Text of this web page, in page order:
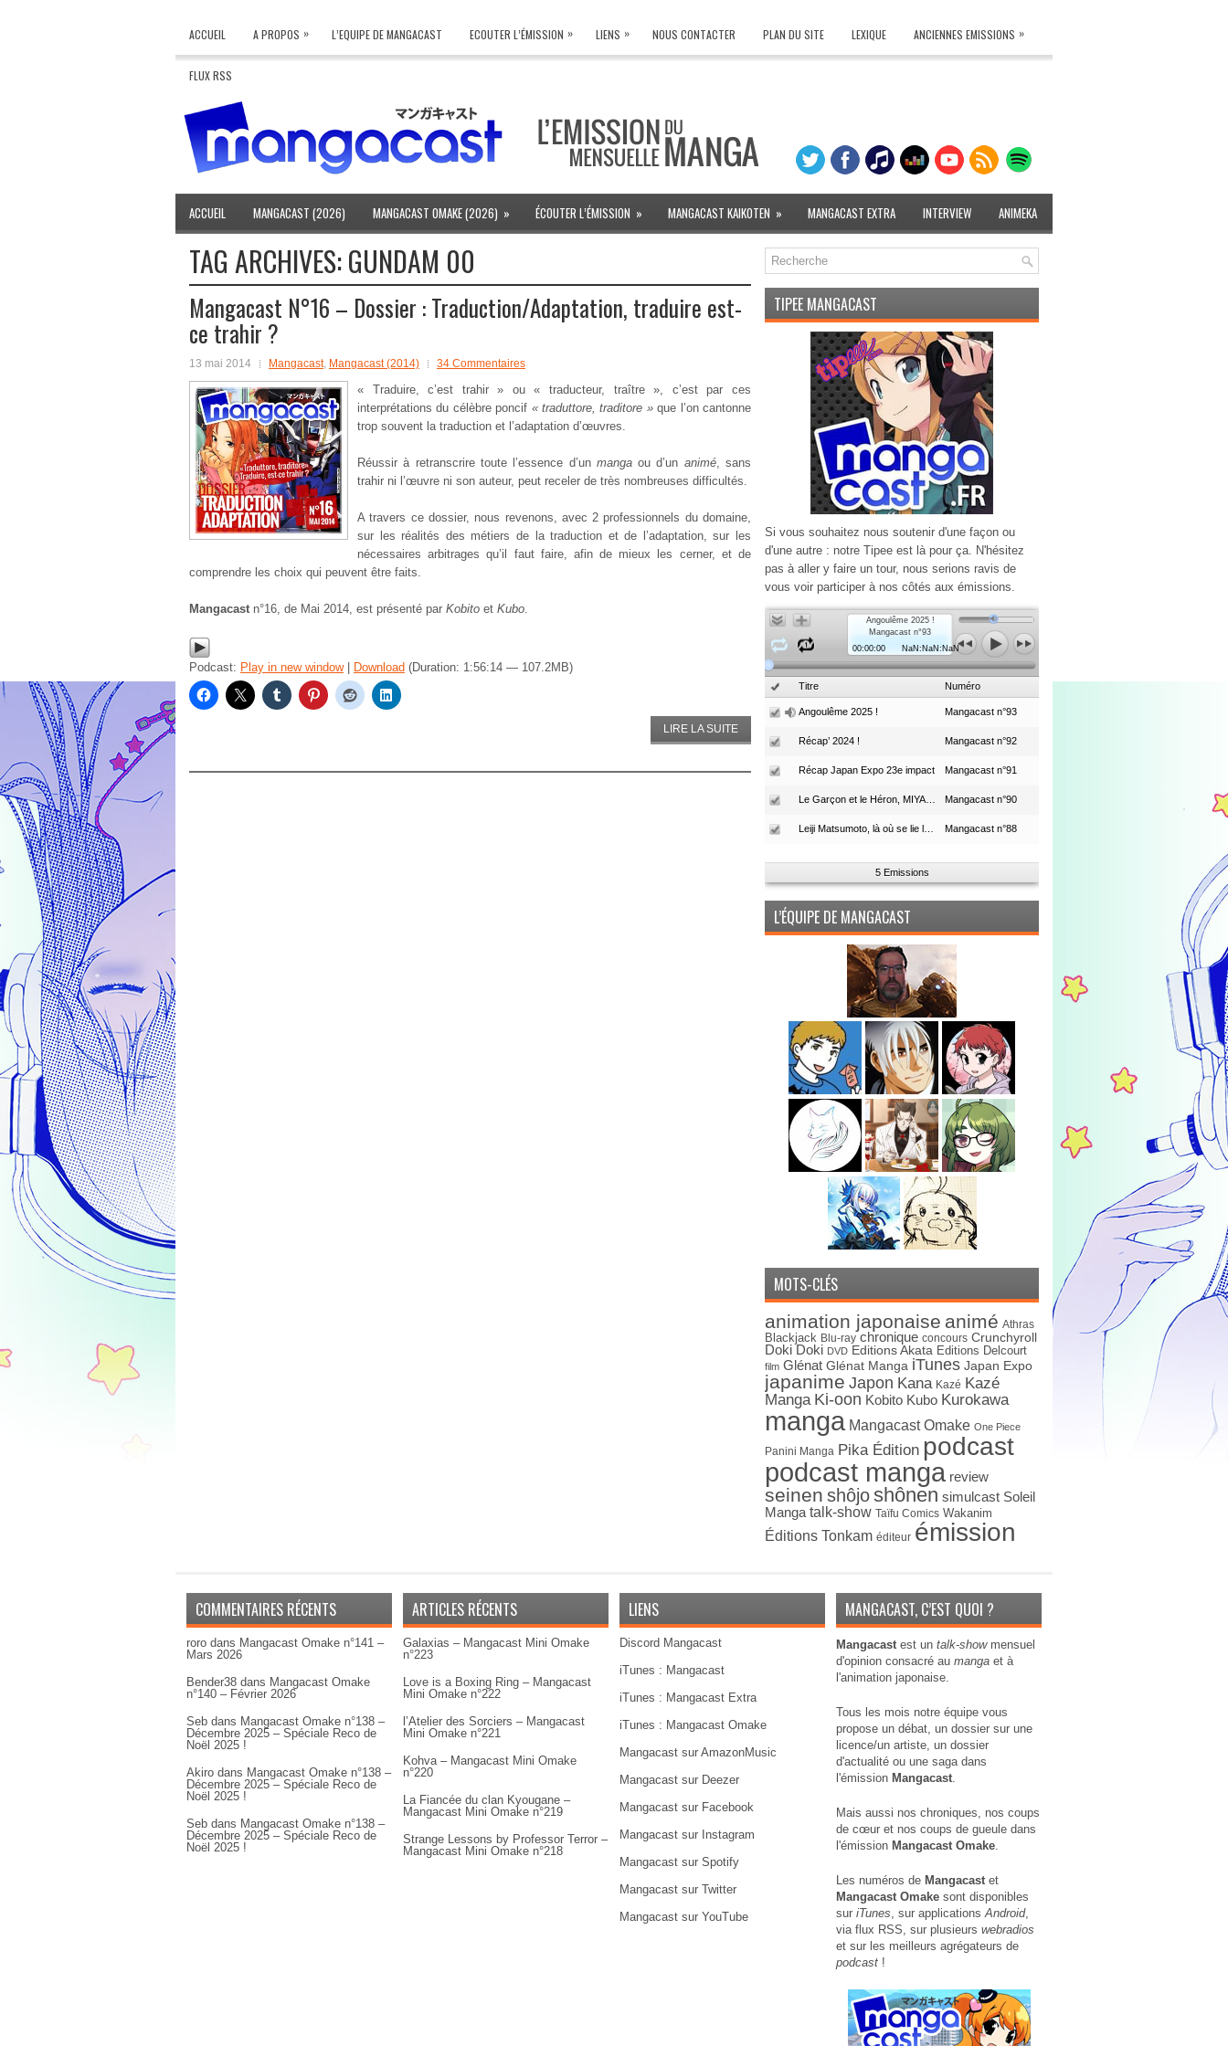
ACCUEIL A PROPOS » L’EQUIPE DE MANGACAST ECOUTER L’ÉMISSION » LIENS » NOUS CONTACTER PLAN DU SITE LEXIQUE ANCIENNES EMISSIONS »
FLUX RSS
ACCUEIL MANGACAST (2026) MANGACAST OMAKE (2026) » ÉCOUTER L’ÉMISSION » MANGACAST KAIKOTEN » MANGACAST EXTRA INTERVIEW ANIMEKA
TAG ARCHIVES:GUNDAM 00
Mangacast N°16 – Dossier : Traduction/Adaptation, traduire est-
ce trahir ?
13 mai 2014 Mangacast, Mangacast (2014) 34 Commentaires
« Traduire, c’est trahir » ou « traducteur, traître », c’est par ces
interprétations du célèbre poncif « traduttore, traditore »que l’on cantonne
trop souvent la traduction et l’adaptation d’œuvres.
Réussir à retranscrire toute l’essence d’un mangaou d’un animé, sans
trahir ni l’œuvre ni son auteur, peut receler de très nombreuses difficultés.
A travers ce dossier, nous revenons, avec 2 professionnels du domaine,
sur les réalités des métiers de la traduction et de l’adaptation, sur les
nécessaires arbitrages qu’il faut faire, afin de mieux les cerner, et de
comprendre les choix qui peuvent être faits.
Mangacast n°16, de Mai 2014, est présenté par Kobito et Kubo.
Podcast: Play in new window| Download (Duration: 1:56:14 — 107.2MB)
LIRE LA SUITE
TIPEE MANGACAST
Si vous souhaitez nous soutenir d'une façon ou
d'une autre : notre Tipee est là pour ça. N'hésitez
pas à aller y faire un tour, nous serions ravis de
vous voir participer à nos côtés aux émissions.
Angoulême 2025 !
Mangacast n°93
00:00:00
NaN:NaN:NaN
Titre Numéro
Angoulême 2025 ! Mangacast n°93
Récap’ 2024 ! Mangacast n°92
Récap Japan Expo 23e impact Mangacast n°91
Mangacast n°90
Mangacast n°88
5 Emissions
L’ÉQUIPE DE MANGACAST
MOTS-CLÉS
animation japonaise animé Athras
Blackjack Blu-ray chronique concours Crunchyroll
Doki Doki DVD Editions Akata Editions Delcourt
film Glénat Glénat Manga iTunes Japan Expo
japanime Japon Kana Kazé Kazé
Manga Ki-oon Kobito Kubo Kurokawa
manga Mangacast Omake One Piece
Panini Manga Pika Édition podcast
podcast manga review
seinen shôjoshônen simulcast Soleil
Manga talk-show Taïfu Comics Wakanim
Éditions Tonkam éditeur émission
COMMENTAIRES RÉCENTS
roro dans Mangacast Omake n°141 –
Mars 2026
Bender38 dans Mangacast Omake
n°140 – Février 2026
Seb dans Mangacast Omake n°138 –
Décembre 2025 – Spéciale Reco de
Noël 2025 !
Akiro dans Mangacast Omake n°138 –
Décembre 2025 – Spéciale Reco de
Noël 2025 !
Seb dans Mangacast Omake n°138 –
Décembre 2025 – Spéciale Reco de
Noël 2025 !
ARTICLES RÉCENTS
Galaxias – Mangacast Mini Omake
n°223
Love is a Boxing Ring – Mangacast
Mini Omake n°222
l’Atelier des Sorciers – Mangacast
Mini Omake n°221
Kohva – Mangacast Mini Omake
n°220
La Fiancée du clan Kyougane –
Mangacast Mini Omake n°219
Strange Lessons by Professor Terror –
Mangacast Mini Omake n°218
LIENS
Discord Mangacast
iTunes : Mangacast
iTunes : Mangacast Extra
iTunes : Mangacast Omake
Mangacast sur AmazonMusic
Mangacast sur Deezer
Mangacast sur Facebook
Mangacast sur Instagram
Mangacast sur Spotify
Mangacast sur Twitter
Mangacast sur YouTube
MANGACAST, C’EST QUOI ?
Mangacastest un talk-showmensuel
d'opinion consacré au manga et à
l'animation japonaise.
Tous les mois notre équipe vous
propose un débat, un dossier sur une
licence/un artiste, un dossier
d'actualité ou une saga dans
l'émission Mangacast.
Mais aussi nos chroniques, nos coups
de cœur et nos coups de gueule dans
l'émission Mangacast Omake.
Les numéros de Mangacastet
Mangacast Omake sont disponibles
sur iTunes, sur applicationsAndroid,
via flux RSS, sur plusieurs webradios
et sur les meilleurs agrégateurs de
podcast !